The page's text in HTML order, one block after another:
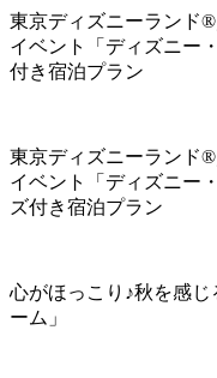
東京ディズニーランド
イベント「ディズニー
付き宿泊プラン
東京ディズニーランド
イベント「ディズニー
ズ付き宿泊プラン
心がほっこり♪秋を感
ーム」